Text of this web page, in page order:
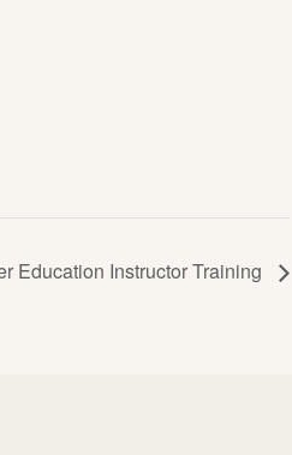
Education Instructor Training